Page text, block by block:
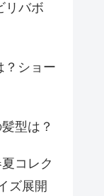
リバボ
？ショー
型は？
コレク
ズ展開